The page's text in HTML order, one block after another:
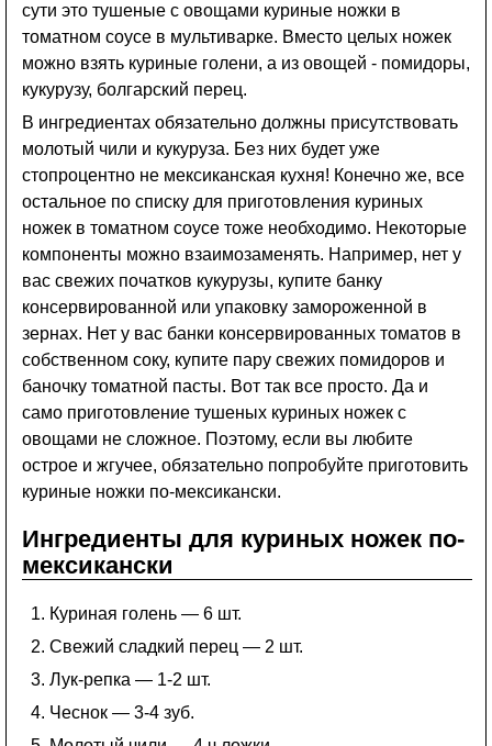
сути это тушеные с овощами куриные ножки в
томатном соусе в мультиварке. Вместо целых ножек
можно взять куриные голени, а из овощей - помидоры,
кукурузу, болгарский перец.
В ингредиентах обязательно должны присутствовать
молотый чили и кукуруза. Без них будет уже
стопроцентно не мексиканская кухня! Конечно же, все
остальное по списку для приготовления куриных
ножек в томатном соусе тоже необходимо. Некоторые
компоненты можно взаимозаменять. Например, нет у
вас свежих початков кукурузы, купите банку
консервированной или упаковку замороженной в
зернах. Нет у вас банки консервированных томатов в
собственном соку, купите пару свежих помидоров и
баночку томатной пасты. Вот так все просто. Да и
само приготовление тушеных куриных ножек с
овощами не сложное. Поэтому, если вы любите
острое и жгучее, обязательно попробуйте приготовить
куриные ножки по-мексикански.
Ингредиенты для куриных ножек по-
мексикански
Куриная голень — 6 шт.
Свежий сладкий перец — 2 шт.
Лук-репка — 1-2 шт.
Чеснок — 3-4 зуб.